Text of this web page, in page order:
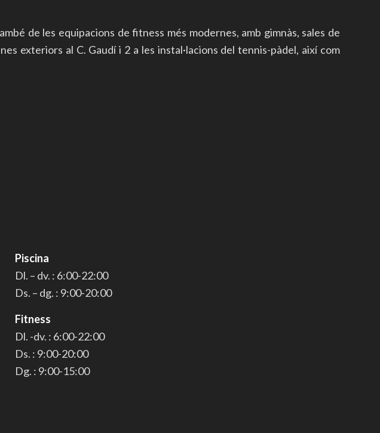
de les equipacions de fitness més modernes, amb gimnàs, sales de
exteriors al C. Gaudí i 2 a les instal·lacions del tennis-pàdel, així com
Piscina
Dl. – dv. : 6:00-22:00
Ds. – dg. : 9:00-20:00
Fitness
Dl. -dv. : 6:00-22:00
Ds. : 9:00-20:00
Dg. : 9:00-15:00